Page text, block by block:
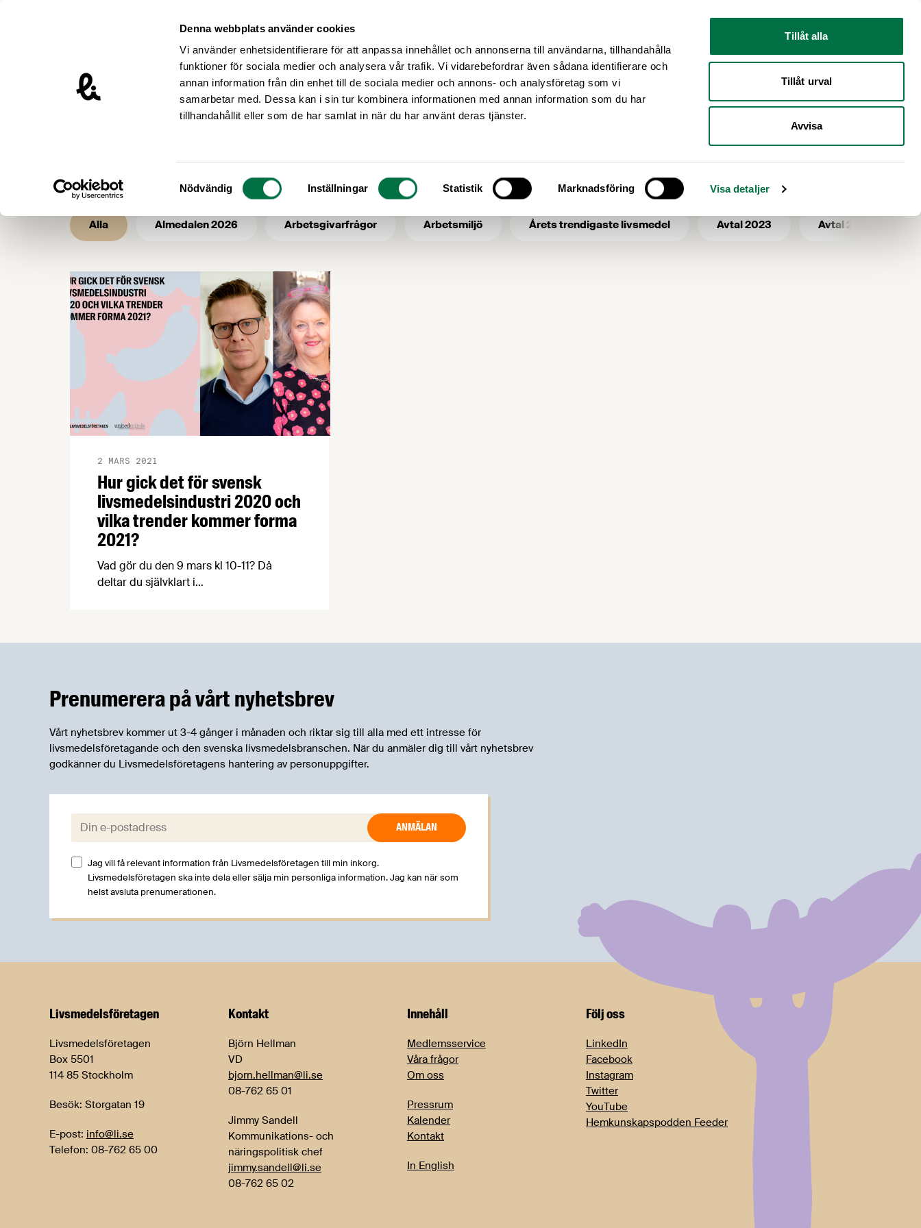
Denna webbplats använder cookies
Vi använder enhetsidentifierare för att anpassa innehållet och annonserna till användarna, tillhandahålla
funktioner för sociala medier och analysera vår trafik. Vi vidarebefordrar även sådana identifierare och
annan information från din enhet till de sociala medier och annons- och analysföretag som vi
samarbetar med. Dessa kan i sin tur kombinera informationen med annan information som du har
tillhandahållit eller som de har samlat in när du har använt deras tjänster.
Samtyckesval
Nödvändig Inställningar Statistik Marknadsföring Visa detaljer
Tillåt alla
Tillåt urval
Avvisa
Livsmedelsföretagen – till startsidan
Livsmedelsföretagen / Nyhetsarkiv / trender
Nyhetsarkiv - ämne: trender
Alla Almedalen 2026 Arbetsgivarfrågor Arbetsmiljö Årets trendigaste livsmedel Avtal 2023 Avtal 2025
Hur gick det för svensk
livsmedelsindustri 2020 och
vilka trender kommer forma
2021?
2 MARS 2021
Vad gör du den 9 mars kl 10-11? Då
deltar du självklart i
Minds både summerar 2020 och blickar
Prenumerera på vårt nyhetsbrev
Vårt nyhetsbrev kommer ut 3-4 gånger i månaden och riktar sig till alla med ett intresse för
livsmedelsföretagande och den svenska livsmedelsbranschen. När du anmäler dig till vårt nyhetsbrev
godkänner du Livsmedelsföretagens hantering av personuppgifter.
E-post:
Jag vill få relevant information från Livsmedelsföretagen till min inkorg.
Livsmedelsföretagen ska inte dela eller sälja min personliga information. Jag kan när som
helst avsluta prenumerationen.
Livsmedels­företagen
Livsmedelsföretagen
Box 5501
114 85 Stockholm
Besök: Storgatan 19
E-post: info@li.se
Telefon: 08-762 65 00
Kontakt
Björn Hellman
VD
bjorn.hellman@li.se
08-762 65 01
Jimmy Sandell
Kommunikations- och
näringspolitisk chef
jimmy.sandell@li.se
08-762 65 02
Innehåll
Medlemsservice
Våra frågor
Om oss
Pressrum
Kalender
Kontakt
In English
Följ oss
LinkedIn
Facebook
Instagram
Twitter
YouTube
Hemkunskapspodden Feeder